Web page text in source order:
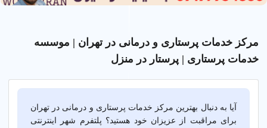
مرکز خدمات پرستاری و درمانی در تهران | موسسه
خدمات پرستاری | پرستار در منزل
آیا به دنبال بهترین مرکز خدمات پرستاری و درمانی در تهران
برای مراقبت از عزیزان خود هستید؟ پلتفرم شهر اینترنتی